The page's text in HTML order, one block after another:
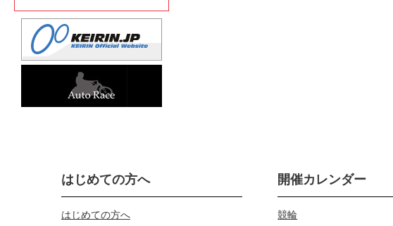
はじめての方へ
はじめての方へ
開催カレンダー
競輪